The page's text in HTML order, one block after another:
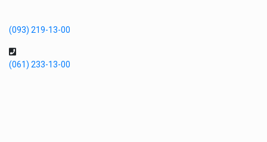
(093) 219-13-00
(061) 233-13-00